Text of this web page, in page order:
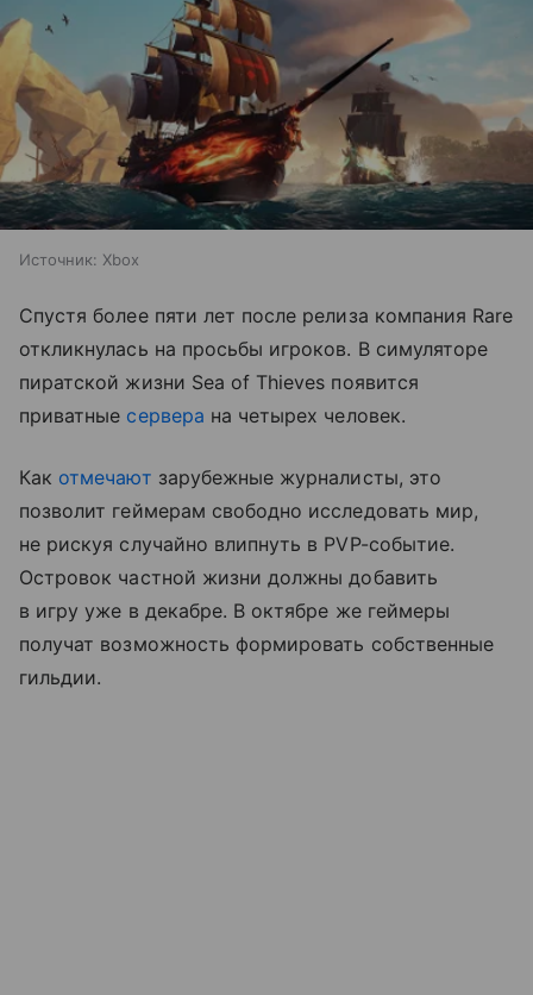
Источник: Xbox
Спустя более пяти лет после релиза компания Rare
откликнулась на просьбы игроков. В симуляторе
пиратской жизни Sea of Thieves появится
приватные сервера на четырех человек.
Как отмечают зарубежные журналисты, это
позволит геймерам свободно исследовать мир,
не рискуя случайно влипнуть в PVP-событие.
Островок частной жизни должны добавить
в игру уже в декабре. В октябре же геймеры
получат возможность формировать собственные
гильдии.